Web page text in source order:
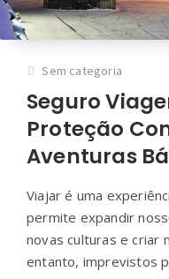
Sem categoria
Seguro
Proteção
Aventuras
Viajar é uma
permite expandir
novas culturas e criar
entanto, imprevistos